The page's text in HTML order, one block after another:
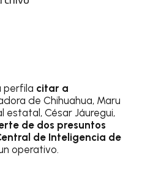
perfila citar a
de Chihuahua, Maru
estatal, César Jáuregui,
de dos presuntos
de Inteligencia de
operativo.